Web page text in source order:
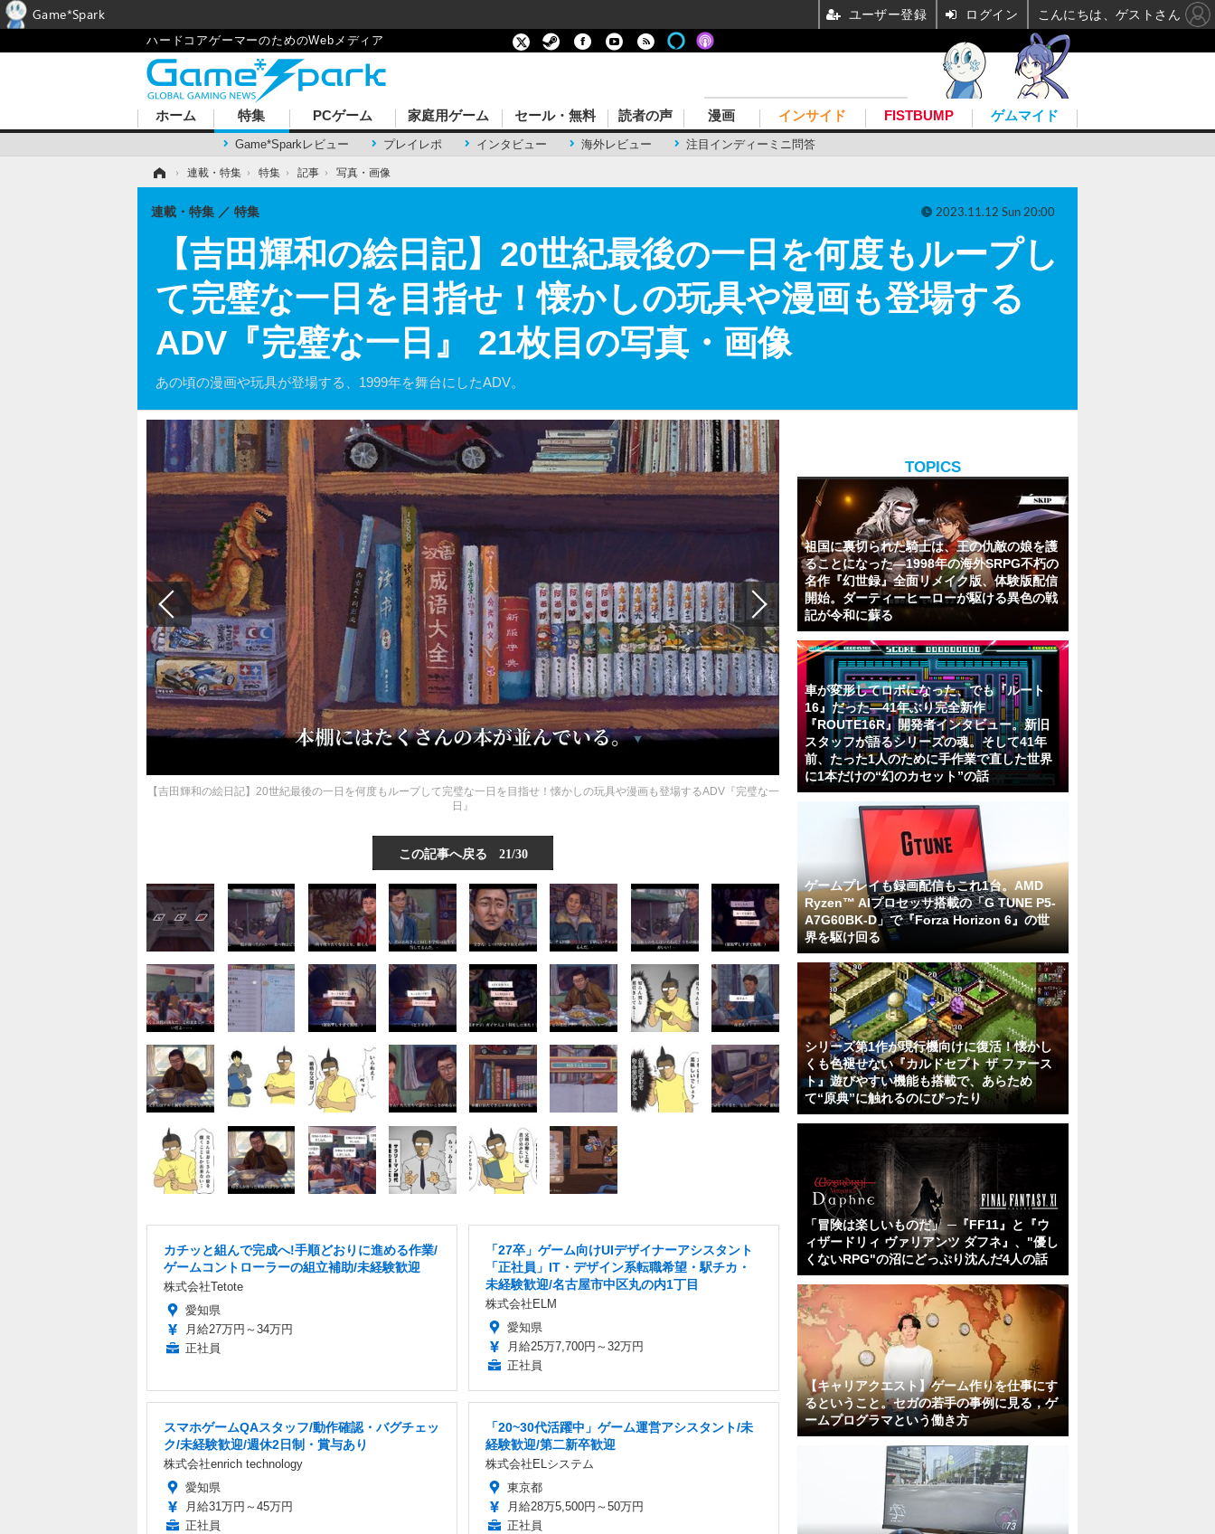
ハードコアゲーマーのためのWebメディア
ホーム 特集
Game*Sparkレビュー プレイレポ インタビュー 海外レビュー 注目インディーミニ問答
PCゲーム 家庭用ゲーム セール・無料 読者の声 漫画 インサイド FISTBUMP ゲムマイド
› 連載・特集 › 特集 › 記事 › 写真・画像
【吉田輝和の絵日記】20世紀最後の一日を何度もループし
て完璧な一日を目指せ！懐かしの玩具や漫画も登場する
ADV『完璧な一日』 21枚目の写真・画像
あの頃の漫画や玩具が登場する、1999年を舞台にしたADV。
連載・特集 特集 2023.11.12 Sun 20:00
【吉田輝和の絵日記】20世紀最後の一日を何度もループして完璧な一日を目指せ！懐かしの玩具や漫画も登場するADV『完璧な一
日』
この記事へ戻る 21/30
カチッと組んで完成へ!手順どおりに進める作業/
ゲームコントローラーの組立補助/未経験歓迎
株式会社Tetote
愛知県
月給27万円～34万円
正社員
「27卒」ゲーム向けUIデザイナーアシスタント
「正社員」IT・デザイン系転職希望・駅チカ・
未経験歓迎/名古屋市中区丸の内1丁目
株式会社ELM
愛知県
月給25万7,700円～32万円
正社員
スマホゲームQAスタッフ/動作確認・バグチェッ
ク/未経験歓迎/週休2日制・賞与あり
株式会社enrich technology
愛知県
月給31万円～45万円
正社員
「20~30代活躍中」ゲーム運営アシスタント/未
経験歓迎/第二新卒歓迎
株式会社ELシステム
東京都
月給28万5,500円～50万円
正社員
TOPICS
祖国に裏切られた騎士は、王の仇敵の娘を護
ることになった―1998年の海外SRPG不朽の
名作『幻世録』全面リメイク版、体験版配信
開始。ダーティーヒーローが駆ける異色の戦
記が令和に蘇る
車が変形してロボになった、でも『ルート
16』だった―41年ぶり完全新作
『ROUTE16R』開発者インタビュー。新旧
スタッフが語るシリーズの魂。そして41年
前、たった1人のために手作業で直した世界
に1本だけの“幻のカセット”の話
ゲームプレイも録画配信もこれ1台。AMD
Ryzen™ AIプロセッサ搭載の「G TUNE P5-
A7G60BK-D」で『Forza Horizon 6』の世
界を駆け回る
シリーズ第1作が現行機向けに復活！懐かし
くも色褪せない『カルドセプト ザ ファース
ト』遊びやすい機能も搭載で、あらため
て“原典”に触れるのにぴったり
「冒険は楽しいものだ」 ─『FF11』と『ウ
ィザードリィ ヴァリアンツ ダフネ』、"優し
くないRPG"の沼にどっぷり沈んだ4人の話
【キャリアクエスト】ゲーム作りを仕事にす
るということ。セガの若手の事例に見る，ゲ
ームプログラマという働き方
Game*Spark ユーザー登録 ログイン こんにちは、ゲストさん